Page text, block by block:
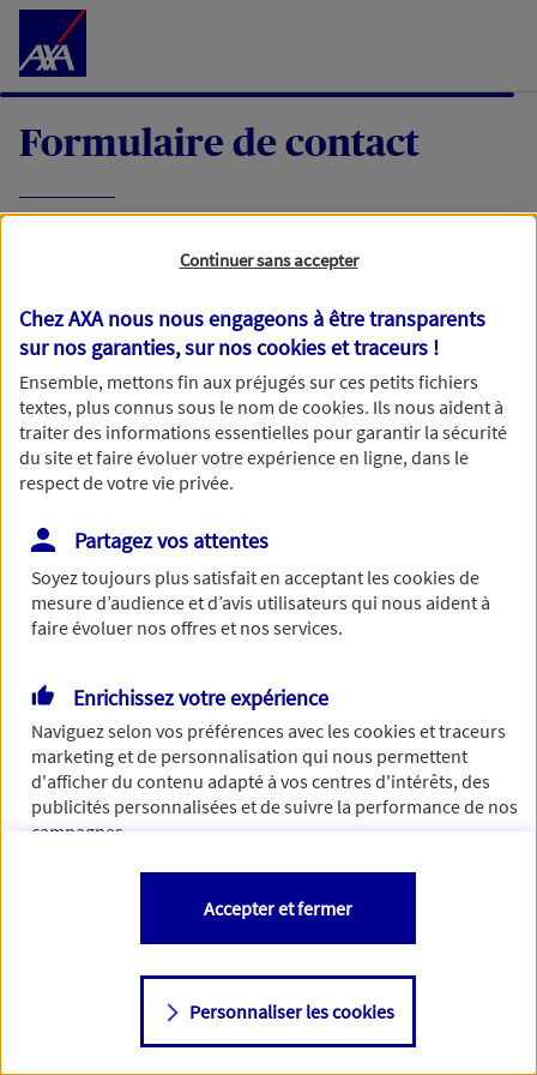
Accéder au Contenu
Formulaire de contact
demande, nous vous répondrons dans les
meilleurs délais par mail ou par téléphone.
Votre message :
Vous disposez de droits sur les informations vous concernant. Pour
plus d’informations,cliquez ici.
Continuer sans accepter
Chez AXA nous nous engageons à être transparents
sur nos garanties, sur noscookies et traceurs !
Ensemble, mettons fin aux préjugés sur ces petits fichiers
textes, plus connus sous le nom decookies. Ils nous aident à
traiter des informations essentielles pour garantir la sécurité
du site et faire évoluer votre expérience en ligne, dans le
respect de votre vie privée.
Partagez vos attentes
Soyez toujours plus satisfait en acceptant lescookiesde
mesure d’audience et d’avis utilisateurs qui nous aident à
faire évoluer nos offres et nos services.
Enrichissez votre expérience
Naviguez selon vos préférences avec lescookies et traceurs
marketing et de personnalisation qui nous permettent
d'afficher du contenu adapté à vos centres d'intérêts, des
publicités personnalisées et de suivre la performance de nos
campagnes.
Vous êtes libre de les accepter, de les refuser comme de
changer d'avis à tout moment en allant sur
Consulter notre politique decookies
Personnaliser les cookies
Accepter et fermer